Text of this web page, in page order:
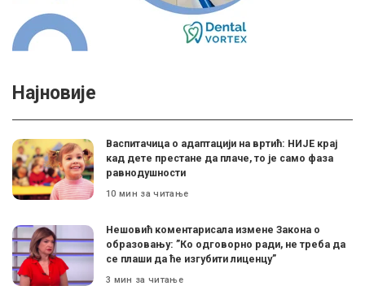
Најновије
Васпитачица о адаптацији на вртић: НИЈЕ крај
кад дете престане да плаче, то је само фаза
равнодушности
10 мин за читање
Нешовић коментарисала измене Закона о
образовању: ”Ко одговорно ради, не треба да
се плаши да ће изгубити лиценцу”
3 мин за читање